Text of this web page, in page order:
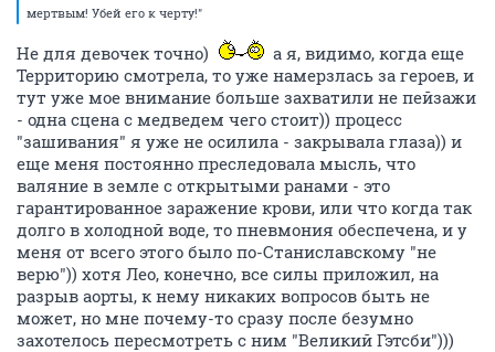
мертвым! Убей его к черту!"
Не для девочек точно)
а я, видимо, когда еще
Территорию смотрела, то уже намерзлась за героев, и
тут уже мое внимание больше захватили не пейзажи
- одна сцена с медведем чего стоит)) процесс
"зашивания" я уже не осилила - закрывала глаза)) и
еще меня постоянно преследовала мысль, что
валяние в земле с открытыми ранами - это
гарантированное заражение крови, или что когда так
долго в холодной воде, то пневмония обеспечена, и у
меня от всего этого было по-Станиславскому "не
верю")) хотя Лео, конечно, все силы приложил, на
разрыв аорты, к нему никаких вопросов быть не
может, но мне почему-то сразу после безумно
захотелось пересмотреть с ним "Великий Гэтсби")))